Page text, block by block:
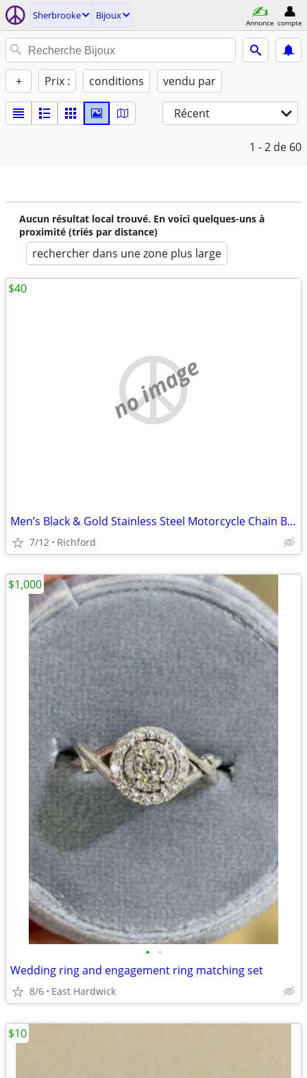
Sherbrooke Bijoux
Annonce compte
+ Prix : conditions vendu par
Récent
1 - 2 de 60
Aucun résultat local trouvé. En voici quelques-uns à
proximité (triés par distance)
rechercher dans une zone plus large
no image
Men’s Black & Gold Stainless Steel Motorcycle Chain Bracelet
7/12 Richford
$40
• •
Wedding ring and engagement ring matching set
8/6 East Hardwick
$1,000
$10